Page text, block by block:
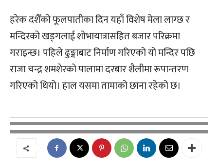
हरेक दशैँको फूलपातीका दिन यहाँ विशेष मेला लाग्छ र
मन्दिरको खड्गलाई शोभायात्रासहित बजार परिक्रमा
गराइन्छ। पहिले ढुङ्गाबाट निर्माण गरिएको यो मन्दिर पछि
राजा चन्द्र शमशेरको पालामा दरबार शैलीमा रूपान्तरण
गरिएको थियो। हाल यसमा तामाको छाना रहेको छ।